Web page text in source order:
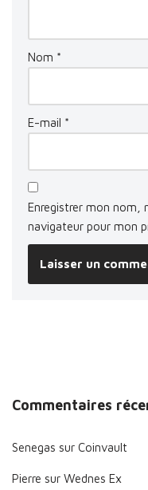
Nom *
E-mail *
Enregistrer mon nom,
navigateur pour mon
Commentaires
Senegas sur Coinvault
Pierre sur Wednes Ex